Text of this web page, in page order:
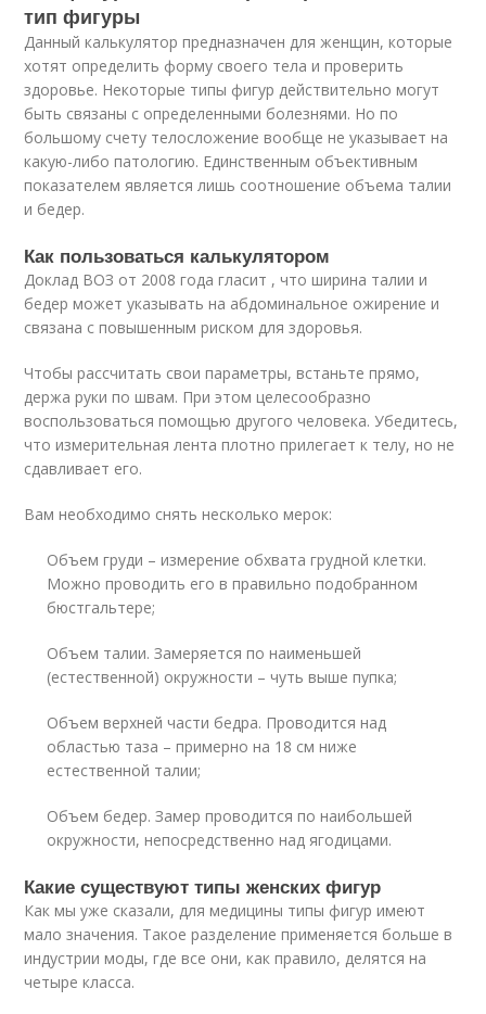
тип фигуры
Данный калькулятор предназначен для женщин, которые
хотят определить форму своего тела и проверить
здоровье. Некоторые типы фигур действительно могут
быть связаны с определенными болезнями. Но по
большому счету телосложение вообще не указывает на
какую-либо патологию. Единственным объективным
показателем является лишь соотношение объема талии
и бедер.
Как пользоваться калькулятором
Доклад ВОЗ от 2008 года гласит , что ширина талии и
бедер может указывать на абдоминальное ожирение и
связана с повышенным риском для здоровья.
Чтобы рассчитать свои параметры, встаньте прямо,
держа руки по швам. При этом целесообразно
воспользоваться помощью другого человека. Убедитесь,
что измерительная лента плотно прилегает к телу, но не
сдавливает его.
Вам необходимо снять несколько мерок:
Объем груди – измерение обхвата грудной клетки.
Можно проводить его в правильно подобранном
бюстгальтере;
Объем талии. Замеряется по наименьшей
(естественной) окружности – чуть выше пупка;
Объем верхней части бедра. Проводится над
областью таза – примерно на 18 см ниже
естественной талии;
Объем бедер. Замер проводится по наибольшей
окружности, непосредственно над ягодицами.
Какие существуют типы женских фигур
Как мы уже сказали, для медицины типы фигур имеют
мало значения. Такое разделение применяется больше в
индустрии моды, где все они, как правило, делятся на
четыре класса.